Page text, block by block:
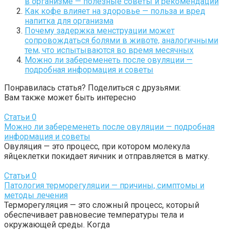
Как кофе влияет на здоровье — польза и вред
напитка для организма
Почему задержка менструации может
сопровождаться болями в животе, аналогичными
тем, что испытываются во время месячных
Можно ли забеременеть после овуляции —
подробная информация и советы
Понравилась статья? Поделиться с друзьями:
Вам также может быть интересно
Статьи 0
Можно ли забеременеть после овуляции — подробная
информация и советы
Овуляция — это процесс, при котором молекула
яйцеклетки покидает яичник и отправляется в матку.
Статьи 0
Патология терморегуляции — причины, симптомы и
методы лечения
Терморегуляция — это сложный процесс, который
обеспечивает равновесие температуры тела и
окружающей среды. Когда